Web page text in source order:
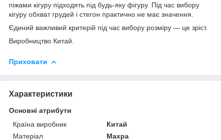
піжами кігуру підходять під будь-яку фігуру. Під час вибору
кігуру обхват грудей і стегон практично не має значення.
Єдиний важливий критерій під час вибору розміру — це зріст.
Виробництво Китай.
Приховати
Характеристики
Основні атрибути
Країна виробник
Китай
Матеріал
Махра